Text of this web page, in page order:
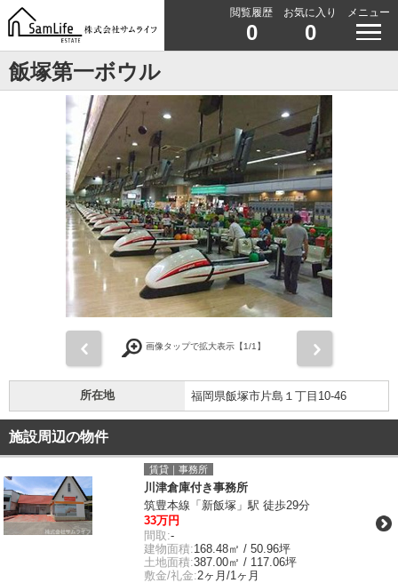
閲覧履歴
0
お気に入り
0
メニュー
飯塚第一ボウル
画像タップで拡大表示【1/1】
所在地 福岡県飯塚市片島１丁目10-46
施設周辺の物件
賃貸｜事務所
川津倉庫付き事務所
筑豊本線「新飯塚」駅 徒歩29分
33万円
間取:-
建物面積:168.48㎡ / 50.96坪
土地面積:387.00㎡ / 117.06坪
敷金/礼金:2ヶ月/1ヶ月